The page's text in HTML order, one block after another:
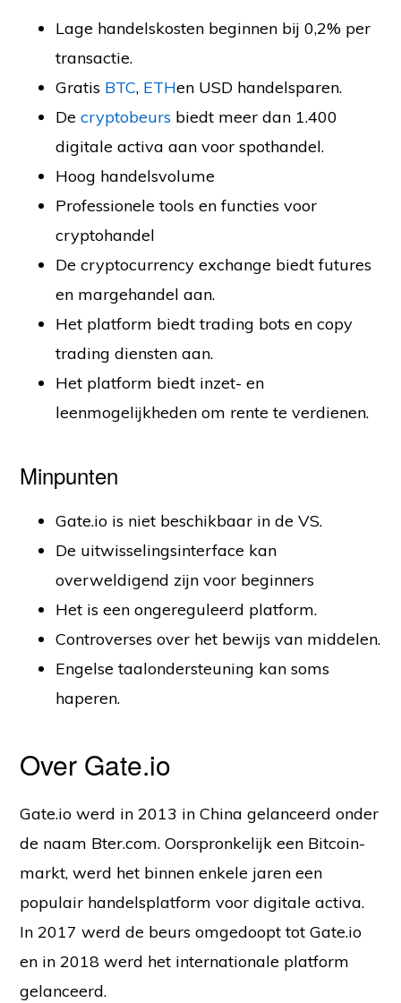
Lage handelskosten beginnen bij 0,2% per
transactie.
Gratis BTC, ETHen USD handelsparen.
Decryptobeurs biedt meer dan 1.400
digitale activa aan voor spothandel.
Hoog handelsvolume
Professionele tools en functies voor
cryptohandel
De cryptocurrency exchange biedt futures
en margehandel aan.
Het platform biedt trading bots en copy
trading diensten aan.
Het platform biedt inzet- en
leenmogelijkheden om rente te verdienen.
Minpunten
Gate.io is niet beschikbaar in de VS.
De uitwisselingsinterface kan
overweldigend zijn voor beginners
Het is een ongereguleerd platform.
Controverses over het bewijs van middelen.
Engelse taalondersteuning kan soms
haperen.
Over Gate.io
Gate.io werd in 2013 in China gelanceerd onder
de naam Bter.com. Oorspronkelijk een Bitcoin-
markt, werd het binnen enkele jaren een
populair handelsplatform voor digitale activa.
In 2017 werd de beurs omgedoopt tot Gate.io
en in 2018 werd het internationale platform
gelanceerd.